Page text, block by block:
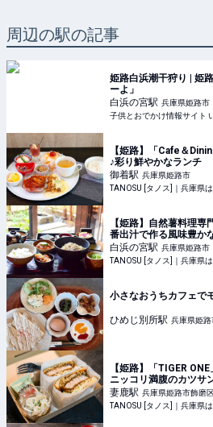
周辺の駅の記事
姫路白浜潮干狩り | 姫
ーよ」
白浜の宮駅 兵庫県姫路市
子供とおでかけ情報サイト
【姫路】「Cafe＆
♪彩り鮮やかなランチ
御着駅 兵庫県姫路市
TANOSU [タノス]｜兵庫県
【姫路】自然薯料理
番出汁で作る風味豊か
白浜の宮駅 兵庫県姫路市
TANOSU [タノス]｜兵庫県
小さなおうちカフェで
ひめじ別所駅 兵庫県姫路
【姫路】「TIGER
ニッコリ満腹のカツサ
妻鹿駅 兵庫県姫路市飾磨
TANOSU [タノス]｜兵庫県